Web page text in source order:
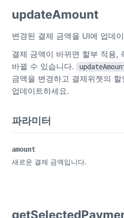
updateAmount
변경된 결제 금액을 UI에 업데
결제 금액이 바뀌면 할부 적용,
바뀔 수 있습니다.
금액을 변경하고 결제위젯의 할
업데이트하세요.
파라미터
amount
새로운 결제 금액입니다.